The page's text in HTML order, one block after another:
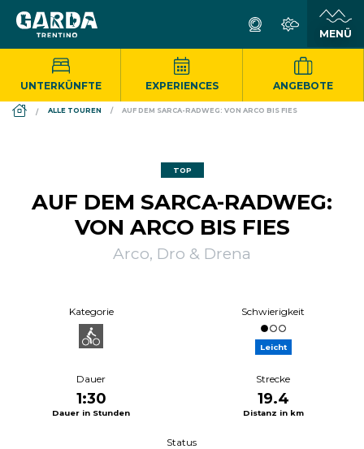
UNTERKÜNFTE EXPERIENCES ANGEBOTE
DS_BREADCRUMB.HOME
ALLE TOUREN AUF DEM SARCA-RADWEG: VON ARCO BIS FIES
TOP
AUF DEM SARCA-RADWEG:
VON ARCO BIS FIES
Arco, Dro & Drena
Kategorie Schwierigkeit
Leicht
Dauer
1:30
Dauer in Stunden
Strecke
19.4
Distanz in km
Status